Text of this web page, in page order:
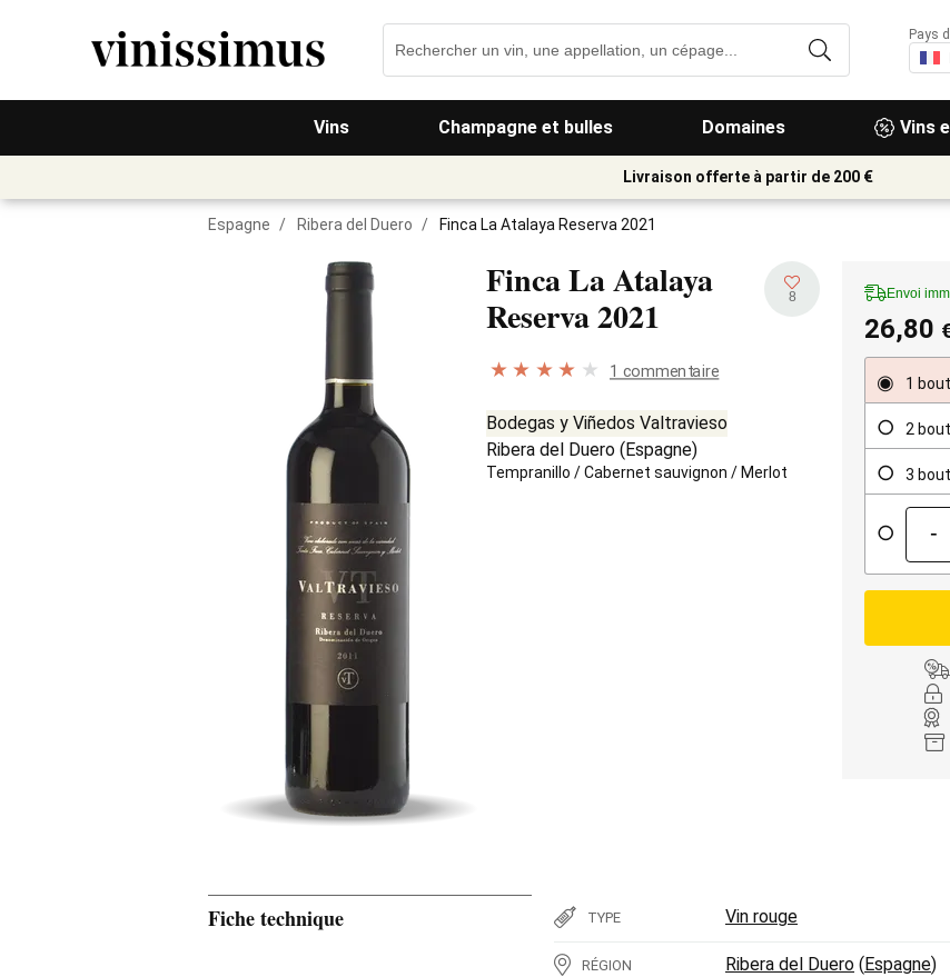
Vins Champagne et bulles Domaines Vins
Pays
Livraison offerte à partir de 200 €
Espagne / Ribera del Duero / Finca La Atalaya Reserva 2021
Finca La Atalaya
Reserva2021 8
1 commentaire
Bodegas y Viñedos Valtravieso
Ribera del Duero (Espagne)
Tempranillo /Cabernet sauvignon / Merlot
Envoi
26,80
1
2
3
-
Fiche technique TYPE Vin rouge
RÉGION Ribera del Duero (Espagne)